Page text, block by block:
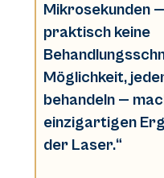
Mikrosekunden
praktisch keine
Möglichkeit,
behandeln —
einzigartigen
der Laser.“